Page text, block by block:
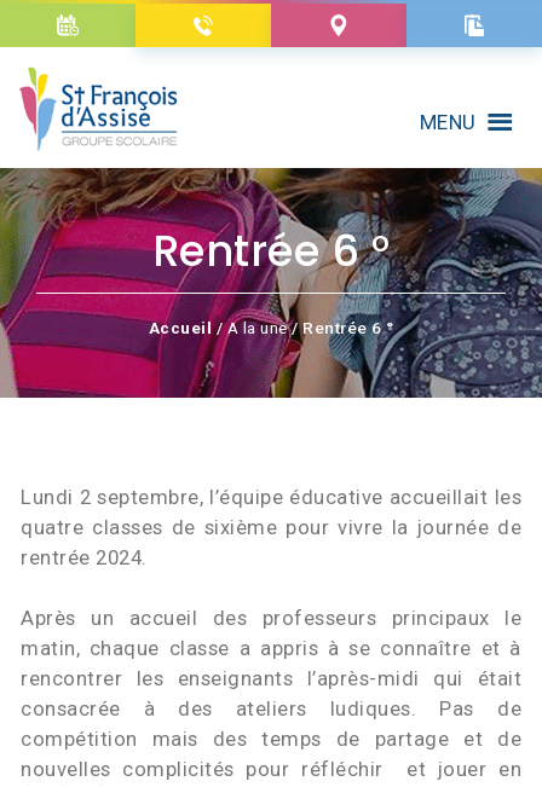
MENU
Rentrée 6 °
Accueil/A la une/ Rentrée 6 °
Lundi 2 septembre, l’équipe éducative accueillait les
quatre classes de sixième pour vivre la journée de
rentrée 2024.
Après un accueil des professeurs principaux le
matin, chaque classe a appris à se connaître et à
rencontrer les enseignants l’après-midi qui était
consacrée à des ateliers ludiques. Pas de
compétition mais des temps de partage et de
nouvelles complicités pour réfléchir et jouer en